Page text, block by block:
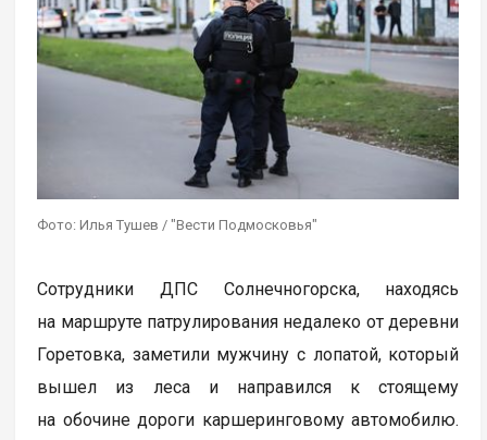
Фото: Илья Тушев / "Вести Подмосковья"
Сотрудники ДПС Солнечногорска, находясь
на маршруте патрулирования недалеко от деревни
Горетовка, заметили мужчину с лопатой, который
вышел из леса и направился к стоящему
на обочине дороги каршеринговому автомобилю.